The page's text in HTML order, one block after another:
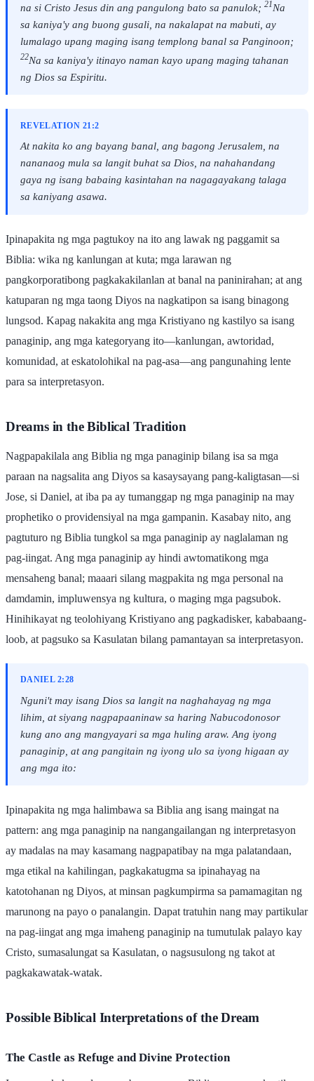
na si Cristo Jesus din ang pangulong bato sa panulok; 21Na
sa kaniya'y ang buong gusali, na nakalapat na mabuti, ay
lumalago upang maging isang templong banal sa Panginoon;
22Na sa kaniya'y itinayo naman kayo upang maging tahanan
ng Dios sa Espiritu.
REVELATION 21:2
At nakita ko ang bayang banal, ang bagong Jerusalem, na
nananaog mula sa langit buhat sa Dios, na nahahandang
gaya ng isang babaing kasintahan na nagagayakang talaga
sa kaniyang asawa.
Ipinapakita ng mga pagtukoy na ito ang lawak ng paggamit sa
Biblia: wika ng kanlungan at kuta; mga larawan ng
pangkorporatibong pagkakakilanlan at banal na paninirahan; at ang
katuparan ng mga taong Diyos na nagkatipon sa isang binagong
lungsod. Kapag nakakita ang mga Kristiyano ng kastilyo sa isang
panaginip, ang mga kategoryang ito—kanlungan, awtoridad,
komunidad, at eskatolohikal na pag-asa—ang pangunahing lente
para sa interpretasyon.
Dreams in the Biblical Tradition
Nagpapakilala ang Biblia ng mga panaginip bilang isa sa mga
paraan na nagsalita ang Diyos sa kasaysayang pang-kaligtasan—si
Jose, si Daniel, at iba pa ay tumanggap ng mga panaginip na may
prophetiko o providensiyal na mga gampanin. Kasabay nito, ang
pagtuturo ng Biblia tungkol sa mga panaginip ay naglalaman ng
pag-iingat. Ang mga panaginip ay hindi awtomatikong mga
mensaheng banal; maaari silang magpakita ng mga personal na
damdamin, impluwensya ng kultura, o maging mga pagsubok.
Hinihikayat ng teolohiyang Kristiyano ang pagkadisker, kababaang-
loob, at pagsuko sa Kasulatan bilang pamantayan sa interpretasyon.
DANIEL 2:28
Nguni't may isang Dios sa langit na naghahayag ng mga
lihim, at siyang nagpapaaninaw sa haring Nabucodonosor
kung ano ang mangyayari sa mga huling araw. Ang iyong
panaginip, at ang pangitain ng iyong ulo sa iyong higaan ay
ang mga ito:
Ipinapakita ng mga halimbawa sa Biblia ang isang maingat na
pattern: ang mga panaginip na nangangailangan ng interpretasyon
ay madalas na may kasamang nagpapatibay na mga palatandaan,
mga etikal na kahilingan, pagkakatugma sa ipinahayag na
katotohanan ng Diyos, at minsan pagkumpirma sa pamamagitan ng
marunong na payo o panalangin. Dapat tratuhin nang may partikular
na pag-iingat ang mga imaheng panaginip na tumutulak palayo kay
Cristo, sumasalungat sa Kasulatan, o nagsusulong ng takot at
pagkakawatak-watak.
Possible Biblical Interpretations of the Dream
The Castle as Refuge and Divine Protection